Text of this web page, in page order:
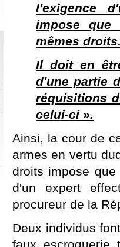
l'exigence
impose que
mêmes
Il doit en
d'une partie
réquisitions
celui-ci ».
Ainsi, la cour de
armes en vertu
droits impose
d'un expert
procureur de la
Deux individus
faux, escroquerie,